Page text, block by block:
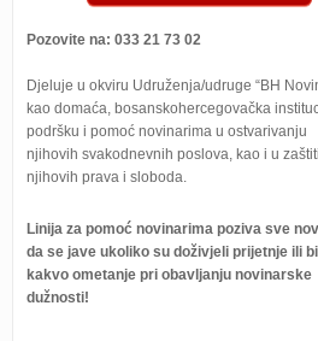
Pozovite na: 033 21 73 02
Djeluje u okviru Udruženja/udruge “BH
kao domaća, bosanskohercegovačka
podršku i pomoć novinarima u ostvarivanju
njihovih svakodnevnih poslova, kao i u zaštiti
njihovih prava i sloboda.
Linija za pomoć novinarima poziva sve
da se jave ukoliko su doživjeli prijetnje ili
kakvo ometanje pri obavljanju novinarske
dužnosti!